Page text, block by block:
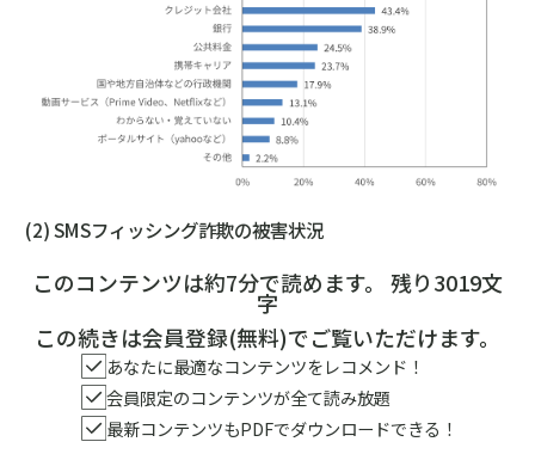
(2) SMSフィッシング詐欺の被害状況
このコンテンツは約7分で読めます。 残り3019文
字
この続きは会員登録(無料)でご覧いただけます。
あなたに最適なコンテンツをレコメンド！
会員限定のコンテンツが全て読み放題
最新コンテンツもPDFでダウンロードできる！